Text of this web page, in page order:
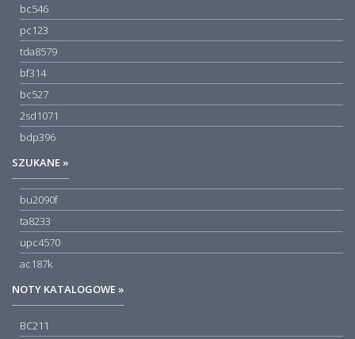
bc546
pc123
tda8579
bf314
bc527
2sd1071
bdp396
SZUKANE »
bu2090f
ta8233
upc4570
ac187k
NOTY KATALOGOWE »
BC211